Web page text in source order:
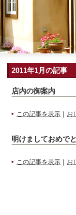
2011年1月の記事
店内の御案内
この記事を表示 ｜ お
明けましておめで
この記事を表示 ｜ お